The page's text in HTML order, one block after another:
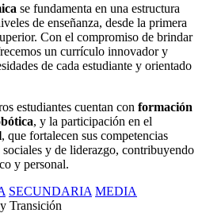
se fundamenta en una estructura
de enseñanza, desde la primera
Con el compromiso de brindar
un currículo innovador y
de cada estudiante y orientado
estudiantes cuentan con formación
, y la participación en el
, que fortalecen sus competencias
y de liderazgo, contribuyendo
y personal.
SECUNDARIA MEDIA
Transición